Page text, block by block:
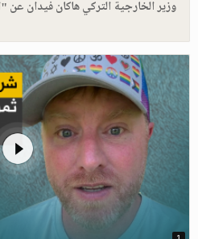
وزير الخارجية التركي هاكان فيدان